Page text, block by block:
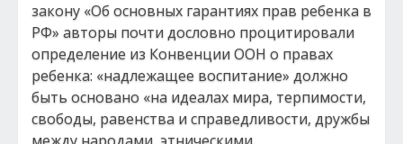
закону «Об основных гарантиях прав ребенка в
РФ» авторы почти дословно процитировали
определение из Конвенции ООН о правах
ребенка: «надлежащее воспитание» должно
быть основано «на идеалах мира, терпимости,
свободы, равенства и справедливости, дружбы